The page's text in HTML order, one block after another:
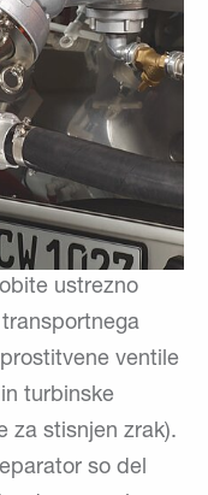
ustrezno
ventile
turbinske
za stisnjen zrak).
so del